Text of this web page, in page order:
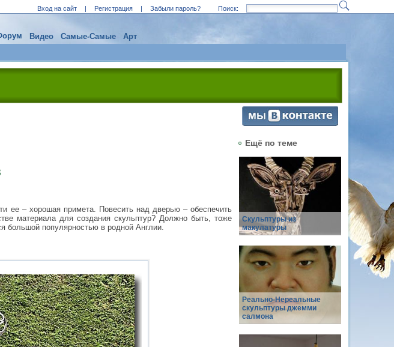
Вход на сайт | Регистрация | Забыли пароль? Поиск:
Видео Самые-Самые Арт
ее – хорошая примета. Повесить над дверью – обеспечить
материала для создания скульптур? Должно быть, тоже
большой популярностью в родной Англии.
Ещё по теме
Скульптуры из
макулатуры
Реально-Нереальные
скульптуры джемми
салмона